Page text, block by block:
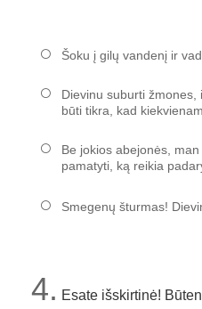
Šoku į gilų vandenį ir
Dievinu suburti
būti tikra, kad
Be jokios abejonės,
pamatyti, ką reikia
Smegenų šturmas!
4. Esate išskirtinė!